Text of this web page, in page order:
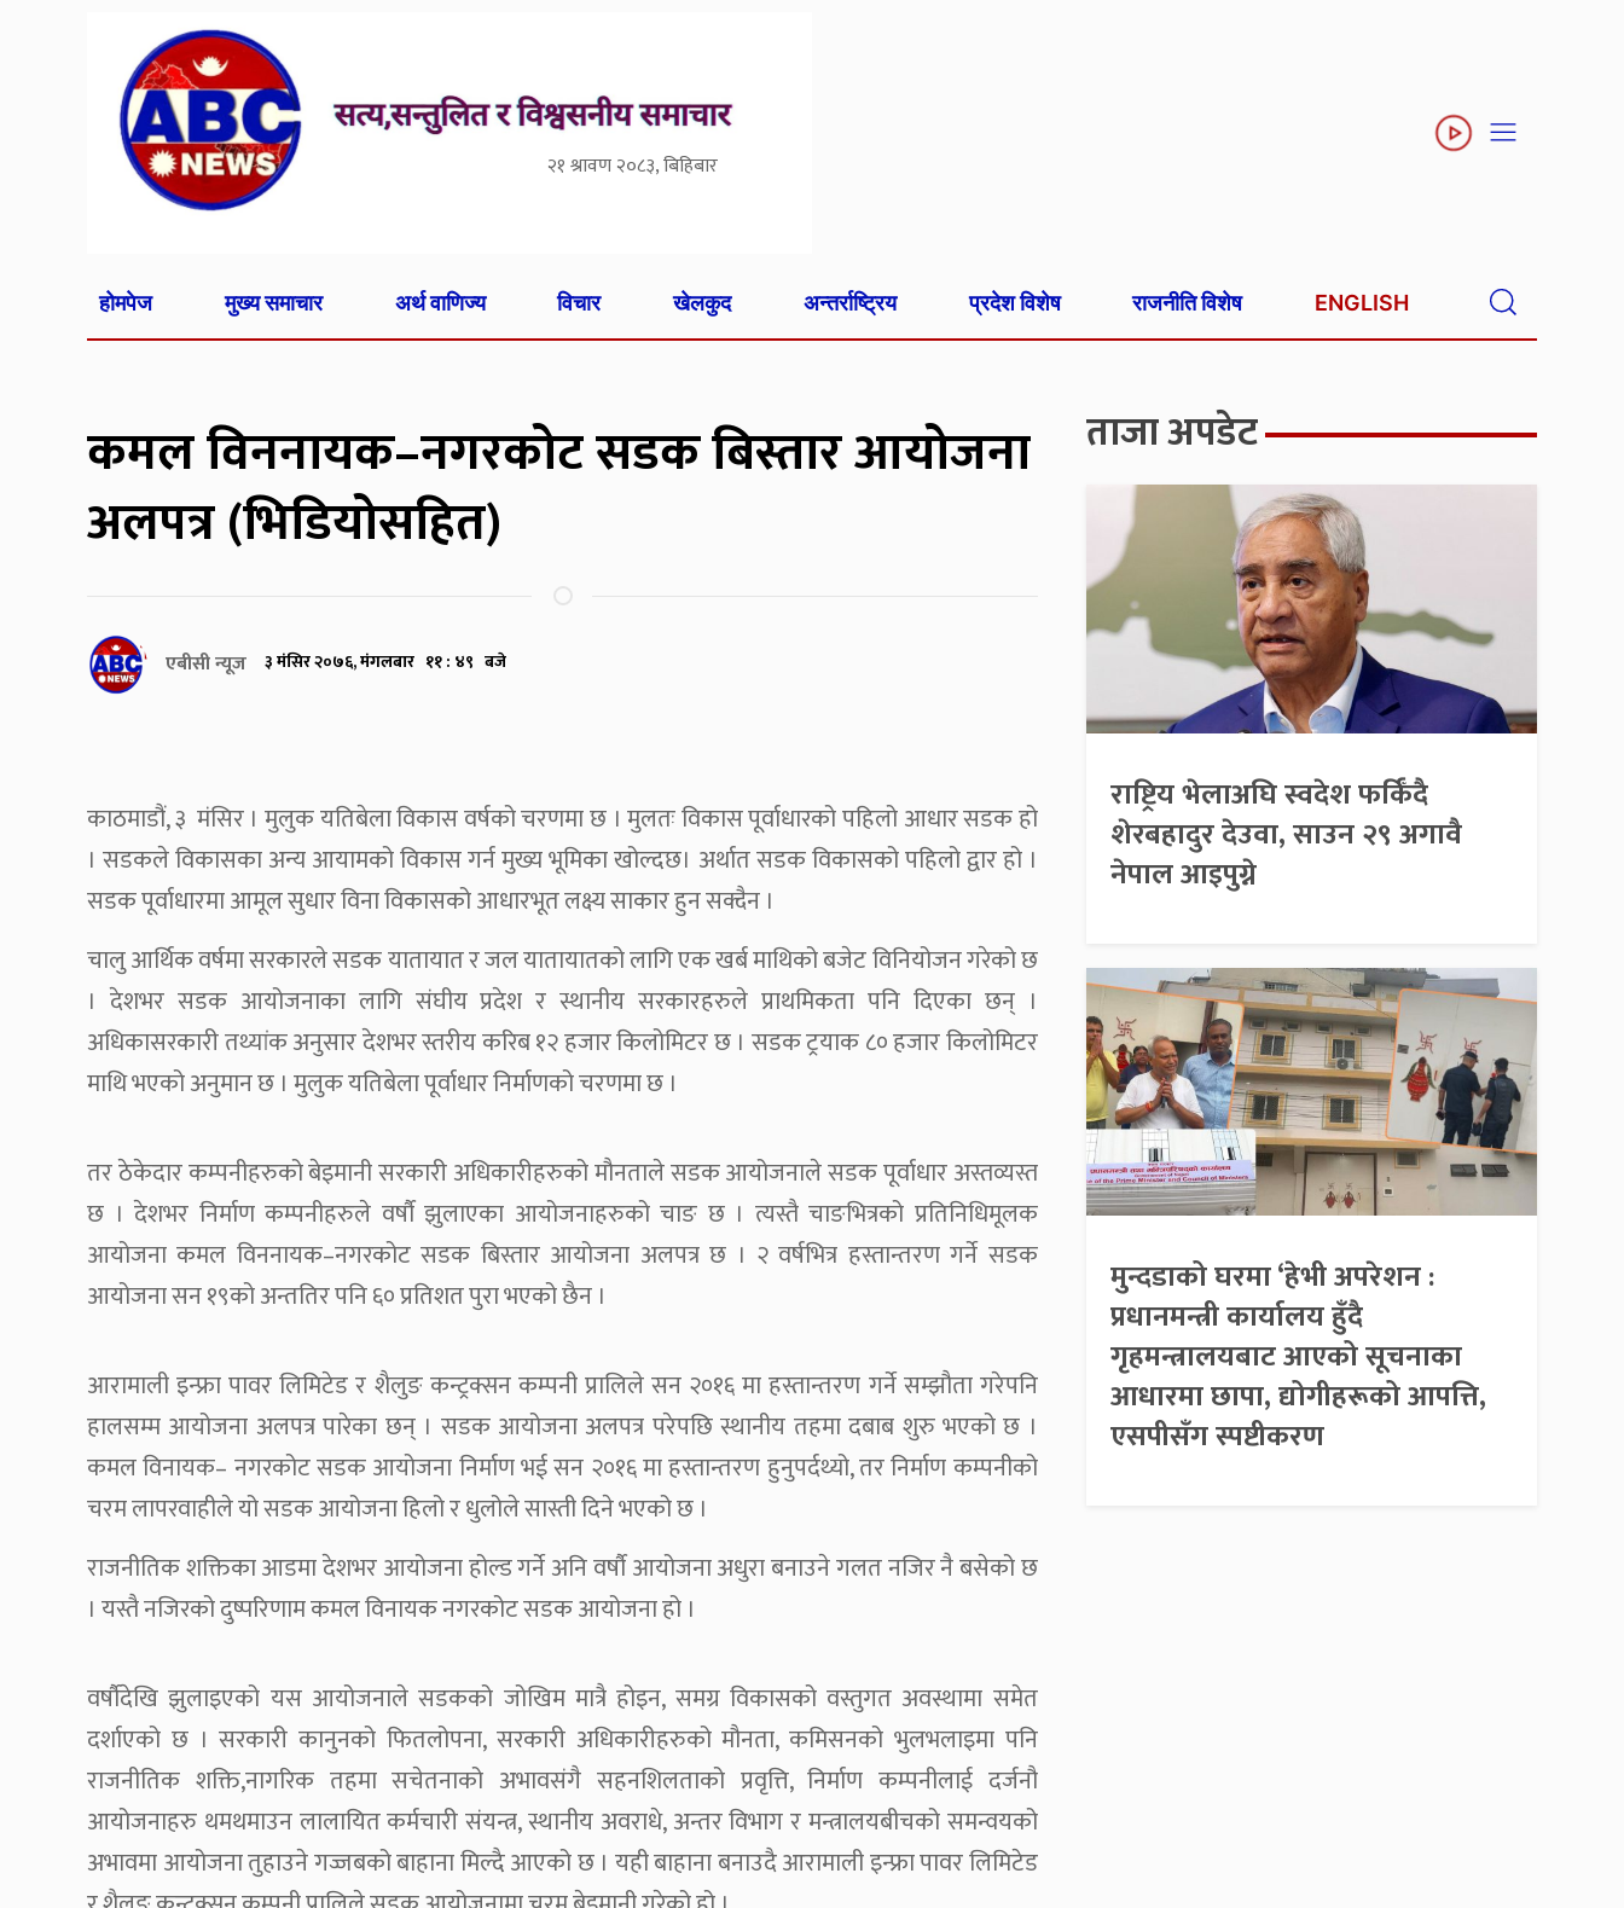
२१ श्रावण २०८३, बिहिबार
होमपेज मुख्य समाचार अर्थ वाणिज्य विचार खेलकुद अन्तर्राष्ट्रिय प्रदेश विशेष राजनीति विशेष ENGLISH
कमल विननायक–नगरकोट सडक बिस्तार आयोजना
अलपत्र (भिडियोसहित)
एबीसी न्यूज ३ मंसिर २०७६, मंगलबार ११ : ४९ बजे
काठमाडौं, ३ मंसिर । मुलुक यतिबेला विकास वर्षको चरणमा छ । मुलतः विकास पूर्वाधारको पहिलो आधार सडक हो
। सडकले विकासका अन्य आयामको विकास गर्न मुख्य भूमिका खोल्दछ। अर्थात सडक विकासको पहिलो द्वार हो ।
सडक पूर्वाधारमा आमूल सुधार विना विकासको आधारभूत लक्ष्य साकार हुन सक्दैन ।
चालु आर्थिक वर्षमा सरकारले सडक यातायात र जल यातायातको लागि एक खर्ब माथिको बजेट विनियोजन गरेको छ
। देशभर सडक आयोजनाका लागि संघीय प्रदेश र स्थानीय सरकारहरुले प्राथमिकता पनि दिएका छन् ।
अधिकासरकारी तथ्यांक अनुसार देशभर स्तरीय करिब १२ हजार किलोमिटर छ । सडक ट्रयाक ८० हजार किलोमिटर
माथि भएको अनुमान छ । मुलुक यतिबेला पूर्वाधार निर्माणको चरणमा छ ।
तर ठेकेदार कम्पनीहरुको बेइमानी सरकारी अधिकारीहरुको मौनताले सडक आयोजनाले सडक पूर्वाधार अस्तव्यस्त
छ । देशभर निर्माण कम्पनीहरुले वर्षाै झुलाएका आयोजनाहरुको चाङ छ । त्यस्तै चाङभित्रको प्रतिनिधिमूलक
आयोजना कमल विननायक–नगरकोट सडक बिस्तार आयोजना अलपत्र छ । २ वर्षभित्र हस्तान्तरण गर्ने सडक
आयोजना सन १९को अन्ततिर पनि ६० प्रतिशत पुरा भएको छैन ।
आरामाली इन्फ्रा पावर लिमिटेड र शैलुङ कन्ट्रक्सन कम्पनी प्रालिले सन २०१६ मा हस्तान्तरण गर्ने सम्झौता गरेपनि
हालसम्म आयोजना अलपत्र पारेका छन् । सडक आयोजना अलपत्र परेपछि स्थानीय तहमा दबाब शुरु भएको छ ।
कमल विनायक– नगरकोट सडक आयोजना निर्माण भई सन २०१६ मा हस्तान्तरण हुनुपर्दथ्यो, तर निर्माण कम्पनीको
चरम लापरवाहीले यो सडक आयोजना हिलो र धुलोले सास्ती दिने भएको छ ।
राजनीतिक शक्तिका आडमा देशभर आयोजना होल्ड गर्ने अनि वर्षाै आयोजना अधुरा बनाउने गलत नजिर नै बसेको छ
। यस्तै नजिरको दुष्परिणाम कमल विनायक नगरकोट सडक आयोजना हो ।
वर्षाैदेखि झुलाइएको यस आयोजनाले सडकको जोखिम मात्रै होइन, समग्र विकासको वस्तुगत अवस्थामा समेत
दर्शाएको छ । सरकारी कानुनको फितलोपना, सरकारी अधिकारीहरुको मौनता, कमिसनको भुलभलाइमा पनि
राजनीतिक शक्ति,नागरिक तहमा सचेतनाको अभावसंगै सहनशिलताको प्रवृत्ति, निर्माण कम्पनीलाई दर्जनौ
आयोजनाहरु थमथमाउन लालायित कर्मचारी संयन्त्र, स्थानीय अवराधे, अन्तर विभाग र मन्त्रालयबीचको समन्वयको
अभावमा आयोजना तुहाउने गज्जबको बाहाना मिल्दै आएको छ । यही बाहाना बनाउदै आरामाली इन्फ्रा पावर लिमिटेड
ताजा अपडेट
राष्ट्रिय भेलाअघि स्वदेश फर्किँदै
शेरबहादुर देउवा, साउन २९ अगावै
नेपाल आइपुग्ने
मुन्दडाको घरमा ‘हेभी अपरेशन :
प्रधानमन्त्री कार्यालय हुँदै
गृहमन्त्रालयबाट आएको सूचनाका
आधारमा छापा, द्योगीहरूको आपत्ति,
एसपीसँग स्पष्टीकरण